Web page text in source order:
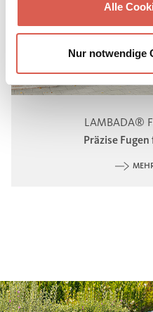
Alle
Nur notwendige
LAMBADA®
Präzise